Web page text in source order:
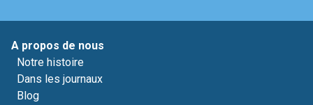
A propos de nous
Notre histoire
Dans les journaux
Blog